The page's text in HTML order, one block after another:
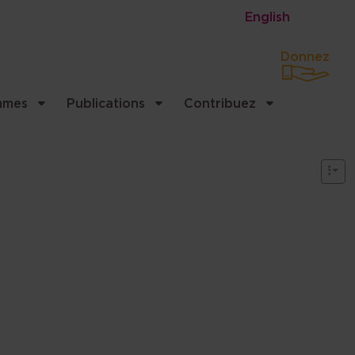
Publications Contribuez
English
Donnez